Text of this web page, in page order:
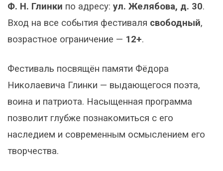
Ф. Н. Глинки по адресу: ул. Желябова, д. 30.
Вход на все события фестиваля свободный,
возрастное ограничение — 12+.
Фестиваль посвящён памяти Фёдора
Николаевича Глинки — выдающегося поэта,
воина и патриота. Насыщенная программа
позволит глубже познакомиться с его
наследием и современным осмыслением его
творчества.